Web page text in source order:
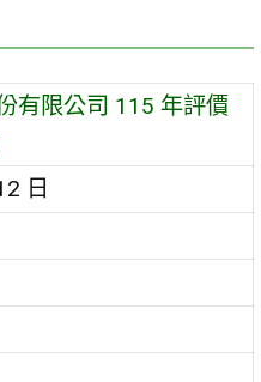
有限公司 115 年評價
日